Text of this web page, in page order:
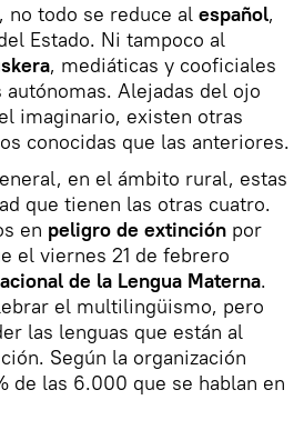
no todo se reduce al español,
Estado. Ni tampoco al
, mediáticas y cooficiales
Alejadas del ojo
imaginario, existen otras
conocidas que las anteriores.
en el ámbito rural, estas
que tienen las otras cuatro.
en peligro de extinción por
el viernes 21 de febrero
de la Lengua Materna.
el multilingüismo, pero
las lenguas que están al
Según la organización
de las 6.000 que se hablan en